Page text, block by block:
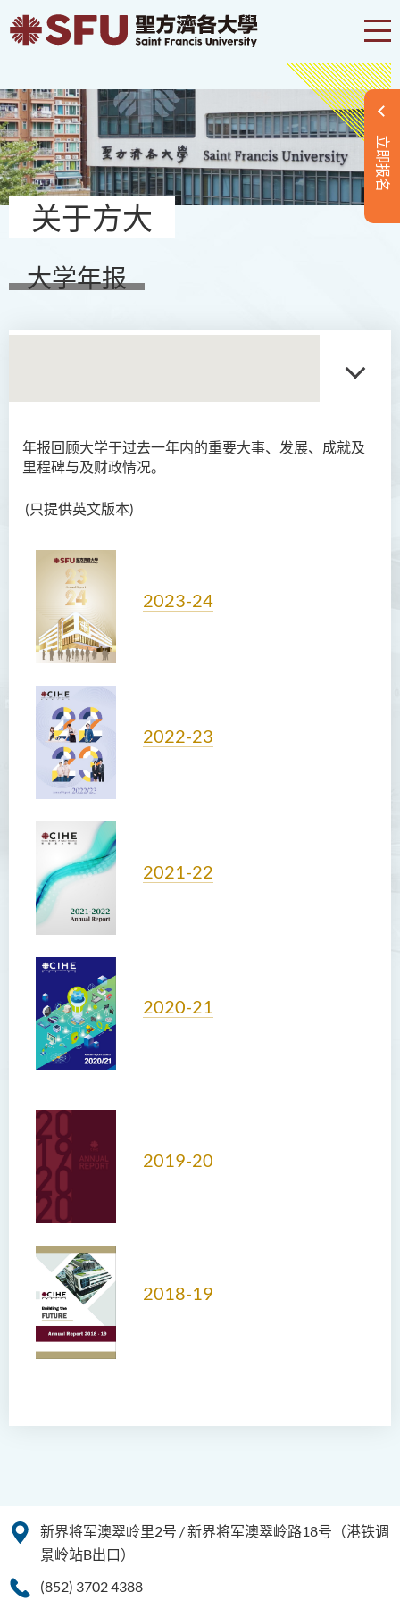
立即报名
关于方大
大学年报
年报回顾大学于过去一年内的重要大事、发展、成就及
里程碑与及财政情况。
(只提供英文版本)
2023-24
2022-23
2021-22
2020-21
2019-20
2018-19
新界将军澳翠岭里2号 / 新界将军澳翠岭路18号（港铁调
景岭站B出口）
(852) 3702 4388